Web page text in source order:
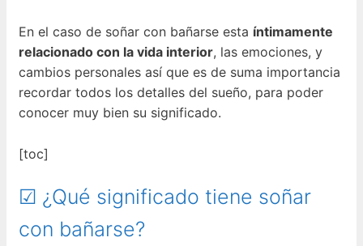
En el caso de soñar con bañarse esta íntimamente
relacionado con la vida interior, las emociones, y
cambios personales así que es de suma importancia
recordar todos los detalles del sueño, para poder
conocer muy bien su significado.
[toc]
☑ ¿Qué significado tiene soñar
con bañarse?